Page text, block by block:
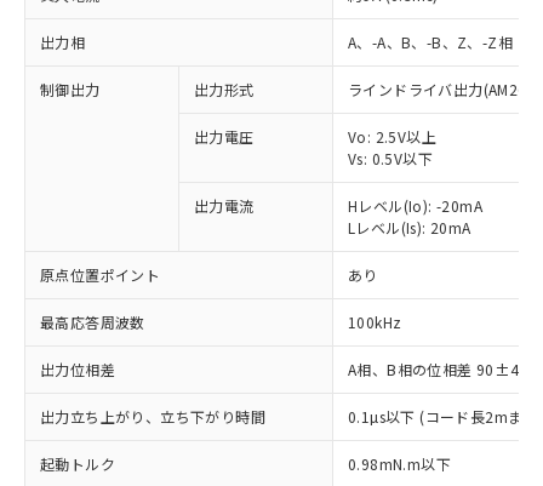
出力相 A、-A、B、-B、Z、-Z相
制御出力 出力形式 ラインドライバ出力
出力電圧
Vo: 2.5V以上
Vs: 0.5V以下
出力電流
Hレベル(Io): -20mA
Lレベル(Is): 20mA
原点位置ポイント あり
最高応答周波数 100kHz
出力位相差 A相、B相の位相差
出力立ち上がり、立ち下がり時間 0.1µs以下 (コード長2mま
起動トルク 0.98mN.m以下
非含有に対応した製品が提供可能な商品で